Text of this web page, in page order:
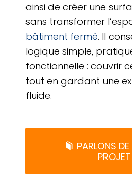
ainsi de créer une
sans transformer
bâtiment fermé. Il
logique simple,
fonctionnelle : couvrir
tout en gardant une
fluide.
PARLONS
PROJET